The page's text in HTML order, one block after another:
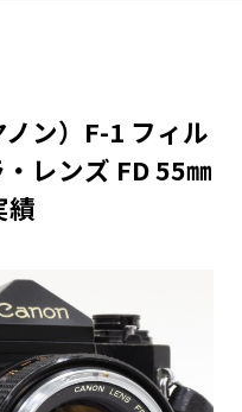
ン）F-1 フィル
レンズ FD 55㎜
績